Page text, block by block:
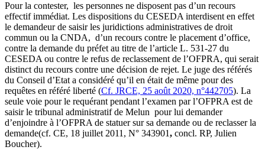
Pour la contester, les personnes ne disposent pas d’un recours
effectif immédiat. Les dispositions du CESEDA interdisent en effet
le demandeur de saisir les juridictions administratives de droit
commun ou la CNDA, d’un recours contre le placement d’office,
contre la demande du préfet au titre de l’article L. 531-27 du
CESEDA ou contre le refus de reclassement de l’OFPRA, qui serait
distinct du recours contre une décision de rejet. Le juge des référés
du Conseil d’Etat a considéré qu’il en était de même pour des
requêtes en référé liberté (Cf. JRCE, 25 août 2020, n°442705). La
seule voie pour le requérant pendant l’examen par l’OFPRA est de
saisir le tribunal administratif de Melun pour lui demander
d’enjoindre à l’OFPRA de statuer sur sa demande ou de reclasser la
demande(cf. CE, 18 juillet 2011, N° 343901, concl. RP, Julien
Boucher).